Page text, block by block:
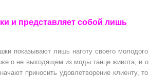
и представляет собой лишь
показывают лишь наготу своего молодого
о не выходящем из моды танце живота, и о
приносить удовлетворение клиенту, то